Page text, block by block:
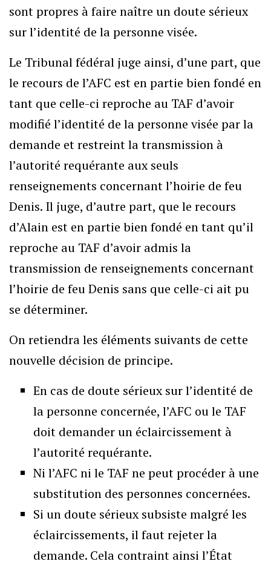
sont propres à faire naître un doute sérieux
sur l’identité de la personne visée.
Le Tribunal fédéral juge ainsi, d’une part, que
le recours de l’AFC est en partie bien fondé en
tant que celle-ci reproche au TAF d’avoir
modifié l’identité de la personne visée par la
demande et restreint la transmission à
l’autorité requérante aux seuls
renseignements concernant l’hoirie de feu
Denis. Il juge, d’autre part, que le recours
d’Alain est en partie bien fondé en tant qu’il
reproche au TAF d’avoir admis la
transmission de renseignements concernant
l’hoirie de feu Denis sans que celle-ci ait pu
se déterminer.
On retiendra les éléments suivants de cette
nouvelle décision de principe.
En cas de doute sérieux sur l’identité de
la personne concernée, l’AFC ou le TAF
doit demander un éclaircissement à
l’autorité requérante.
Ni l’AFC ni le TAF ne peut procéder à une
substitution des personnes concernées.
Si un doute sérieux subsiste malgré les
éclaircissements, il faut rejeter la
demande. Cela contraint ainsi l’État